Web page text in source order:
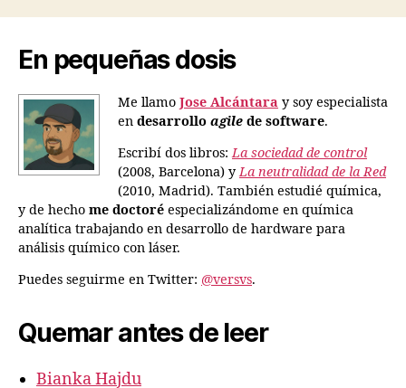
En pequeñas dosis
Me llamo Jose Alcántara y soy especialista
en desarrollo agile de software.
Escribí dos libros:La sociedad de control
(2008, Barcelona) yLa neutralidad de la Red
(2010, Madrid). También estudié química,
y de hecho me doctoré especializándome en química
analítica trabajando en desarrollo de hardware para
análisis químico con láser.
Puedes seguirme en Twitter: @versvs.
Quemar antes de leer
Bianka Hajdu